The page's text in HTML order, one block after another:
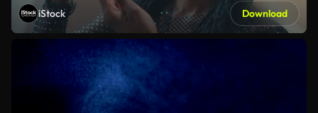
iStock Download